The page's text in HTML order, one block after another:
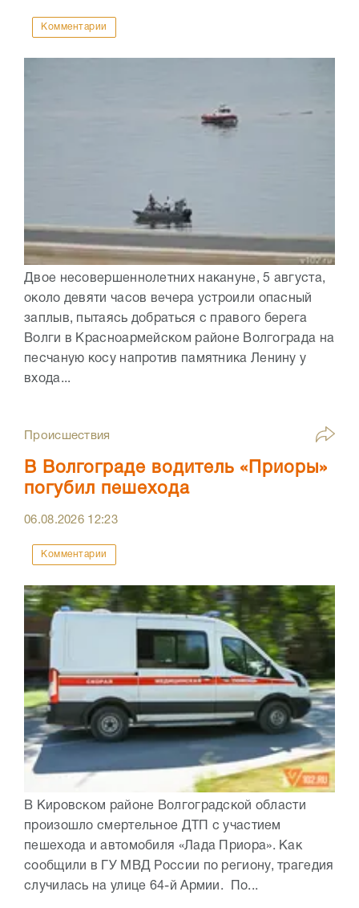
Комментарии
Двое несовершеннолетних накануне, 5 августа,
около девяти часов вечера устроили опасный
заплыв, пытаясь добраться с правого берега
Волги в Красноармейском районе Волгограда на
песчаную косу напротив памятника Ленину у
входа...
Происшествия
В Волгограде водитель «Приоры»
погубил пешехода
06.08.2026 12:23
Комментарии
В Кировском районе Волгоградской области
произошло смертельное ДТП с участием
пешехода и автомобиля «Лада Приора». Как
сообщили в ГУ МВД России по региону, трагедия
случилась на улице 64-й Армии. По...